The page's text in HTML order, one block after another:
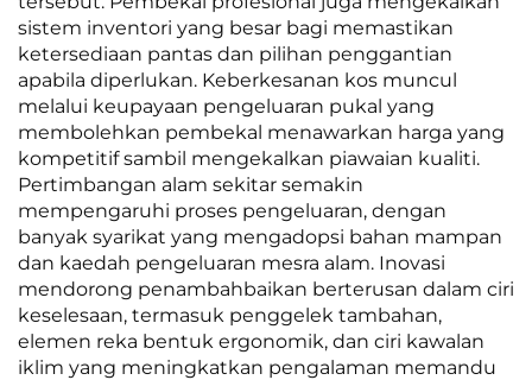
sistem inventori yang besar bagi memastikan
ketersediaan pantas dan pilihan penggantian
apabila diperlukan. Keberkesanan kos muncul
melalui keupayaan pengeluaran pukal yang
membolehkan pembekal menawarkan harga yang
kompetitif sambil mengekalkan piawaian kualiti.
Pertimbangan alam sekitar semakin
mempengaruhi proses pengeluaran, dengan
banyak syarikat yang mengadopsi bahan mampan
dan kaedah pengeluaran mesra alam. Inovasi
mendorong penambahbaikan berterusan dalam ciri
keselesaan, termasuk penggelek tambahan,
elemen reka bentuk ergonomik, dan ciri kawalan
iklim yang meningkatkan pengalaman memandu